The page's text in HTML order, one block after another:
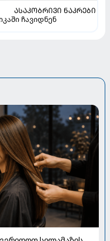
ᲐᲡᲐᲙᲝᲑᲠᲘᲕᲘ ᲜᲐᲙᲠᲔᲑᲘ
ჩავიდნენ